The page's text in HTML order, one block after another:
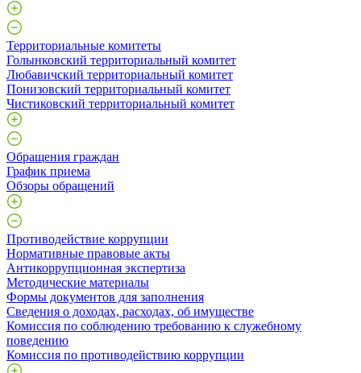
Территориальные комитеты
Голынковский территориальный комитет
Любавичский территориальный комитет
Понизовский территориальный комитет
Чистиковский территориальный комитет
Обращения граждан
График приема
Обзоры обращений
Противодействие коррупции
Нормативные правовые акты
Антикоррупционная экспертиза
Методические материалы
Формы документов для заполнения
Сведения о доходах, расходах, об имуществе
Комиссия по соблюдению требованию к служебному
поведению
Комиссия по противодействию коррупции